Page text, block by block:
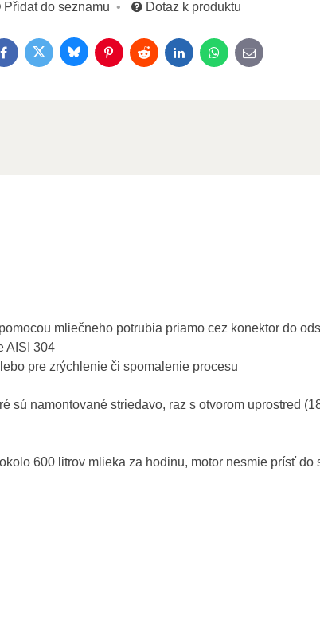
Přidat do seznamu Dotaz k produktu
FacebookTwitterBlueskyPinterestRedditLinkedInWhatsApp
E-mail
mliečneho potrubia priamo cez konektor do
AISI 304
pre zrýchlenie či spomalenie procesu
namontované striedavo, raz s otvorom uprostred
600 litrov mlieka za hodinu, motor nesmie prísť do